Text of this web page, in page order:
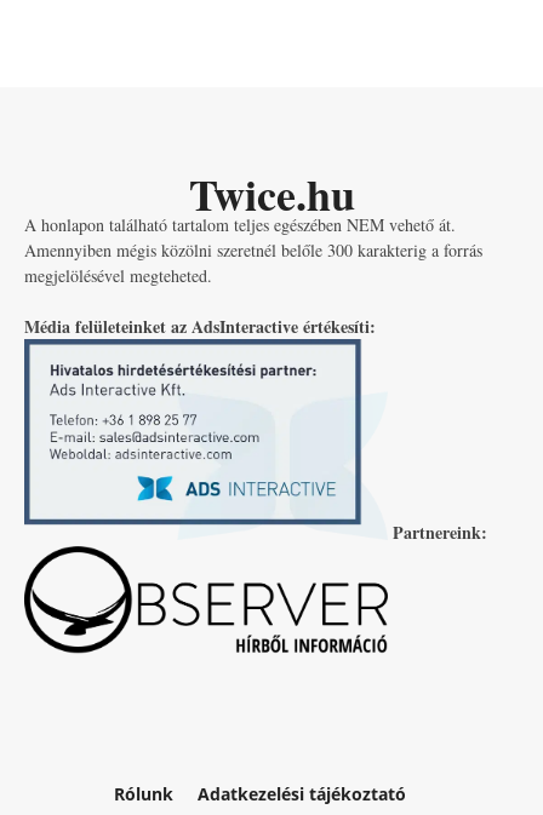
Twice.hu
A honlapon található tartalom teljes egészében NEM vehető át.
Amennyiben mégis közölni szeretnél belőle 300 karakterig a forrás
megjelölésével megteheted.
Média felületeinket az AdsInteractive értékesíti:
Partnereink:
Rólunk Adatkezelési tájékoztató